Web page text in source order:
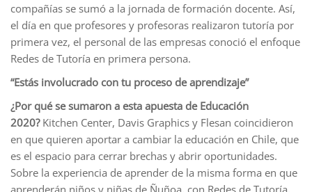
compañías se sumó a la jornada de formación docente. Así,
el día en que profesores y profesoras realizaron tutoría por
primera vez, el personal de las empresas conoció el enfoque
Redes de Tutoría en primera persona.
“Estás involucrado con tu proceso de aprendizaje”
¿Por qué se sumaron a esta apuesta de Educación
2020?Kitchen Center, Davis Graphics y Flesan coincidieron
en que quieren aportar a cambiar la educación en Chile, que
es el espacio para cerrar brechas y abrir oportunidades.
Sobre la experiencia de aprender de la misma forma en que
aprenderán niños y niñas de Ñuñoa, con Redes de Tutoría,